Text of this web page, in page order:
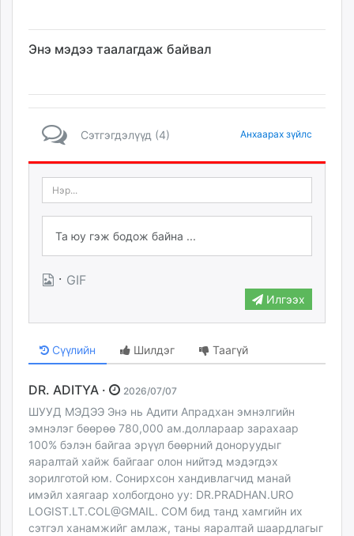
Энэ мэдээ таалагдаж байвал
Сэтгэгдэлүүд (4) Анхаарах зүйлс
· GIF
Илгээх
Сүүлийн Шилдэг Таагүй
DR. ADITYA · 2026/07/07
ШУУД МЭДЭЭ Энэ нь Адити Апрадхан эмнэлгийн
эмнэлэг бөөрөө 780,000 ам.доллараар зарахаар
100% бэлэн байгаа эрүүл бөөрний доноруудыг
яаралтай хайж байгааг олон нийтэд мэдэгдэх
зорилготой юм. Сонирхсон хандивлагчид манай
имэйл хаягаар холбогдоно уу: DR.PRADHAN.URO
LOGIST.LT.COL@GMAIL. COM бид танд хамгийн их
сэтгэл ханамжийг амлаж, таны яаралтай шаардлагыг